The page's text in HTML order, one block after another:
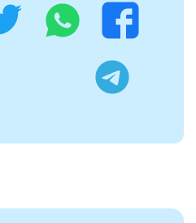
فيسبوك